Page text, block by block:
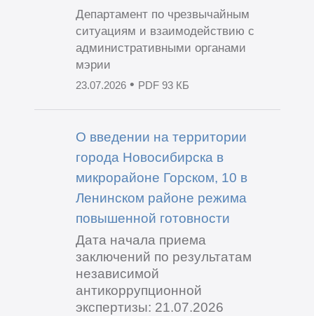
Департамент по чрезвычайным
ситуациям и взаимодействию с
административными органами
мэрии
23.07.2026• PDF 93 КБ
О введении на территории
города Новосибирска в
микрорайоне Горском, 10 в
Ленинском районе режима
повышенной готовности
Дата начала приема
заключений по результатам
независимой
антикоррупционной
экспертизы: 21.07.2026